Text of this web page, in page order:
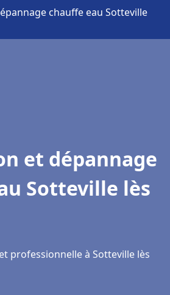
chauffe eau Sotteville
et dépannage
Sotteville lès
professionnelle à Sotteville lès